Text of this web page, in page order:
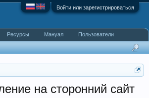
Войти или зарегистрироваться
на сторонний сайт
Ресурсы Мануал Пользователи